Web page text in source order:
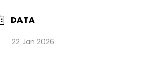
DATA
22 Jan 2026